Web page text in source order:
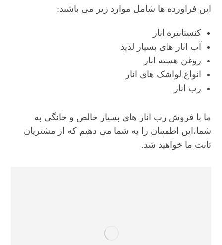
این فراورده ها شامل موارد زیر می باشند:
کنستانتره انار
آب انار های بسیار لذیذ
روغن هسته انار
انواع لواشک های انار
رب انار
ما با فروش رب انار های بسیار خالص و خانگی به
شما،این اطمینان را به شما می دهیم که از مشتریان
ثابت ما خواهید شد.